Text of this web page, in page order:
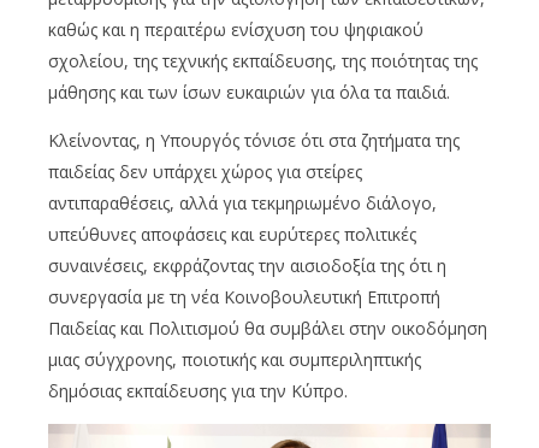
καθώς και η περαιτέρω ενίσχυση του ψηφιακού
σχολείου, της τεχνικής εκπαίδευσης, της ποιότητας της
μάθησης και των ίσων ευκαιριών για όλα τα παιδιά.
Κλείνοντας, η Υπουργός τόνισε ότι στα ζητήματα της
παιδείας δεν υπάρχει χώρος για στείρες
αντιπαραθέσεις, αλλά για τεκμηριωμένο διάλογο,
υπεύθυνες αποφάσεις και ευρύτερες πολιτικές
συναινέσεις, εκφράζοντας την αισιοδοξία της ότι η
συνεργασία με τη νέα Κοινοβουλευτική Επιτροπή
Παιδείας και Πολιτισμού θα συμβάλει στην οικοδόμηση
μιας σύγχρονης, ποιοτικής και συμπεριληπτικής
δημόσιας εκπαίδευσης για την Κύπρο.